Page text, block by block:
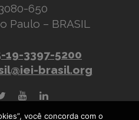
650
Paulo – BRASIL
19-3397-5200
brasil.org
você concorda com o